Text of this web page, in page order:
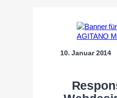
10. Januar 2014